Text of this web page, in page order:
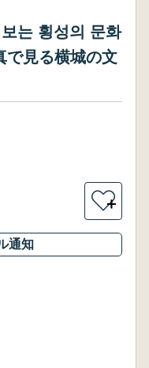
는 횡성의 문화
で見る横城の文
＋
通知